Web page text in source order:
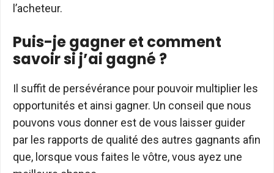
l’acheteur.
Puis-je gagner et comment
savoir si j’ai gagné ?
Il suffit de persévérance pour pouvoir multiplier les
opportunités et ainsi gagner. Un conseil que nous
pouvons vous donner est de vous laisser guider
par les rapports de qualité des autres gagnants afin
que, lorsque vous faites le vôtre, vous ayez une